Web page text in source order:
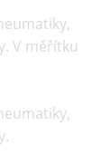
V měřítku